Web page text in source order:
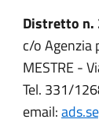
Distretto n.
c/o Agenzia
MESTRE -
Tel. 331/
email: